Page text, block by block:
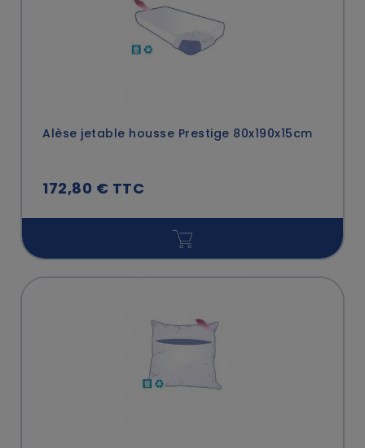
Alèse jetable housse Prestige 80x190x15cm
172,80 € TTC